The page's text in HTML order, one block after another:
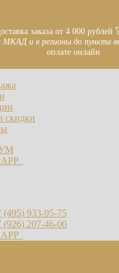
заказа от 4 000 рублей
МКАД и в регионы до пункта
оплате онлайн
скидки
(495) 933-95-75
(926) 207-46-00